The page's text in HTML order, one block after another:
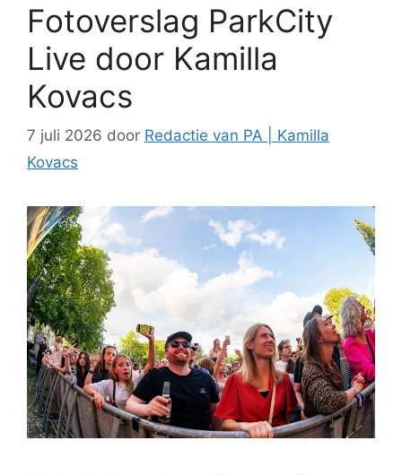
Fotoverslag ParkCity
Live door Kamilla
Kovacs
7 juli 2026 door Redactie van PA | Kamilla
Kovacs